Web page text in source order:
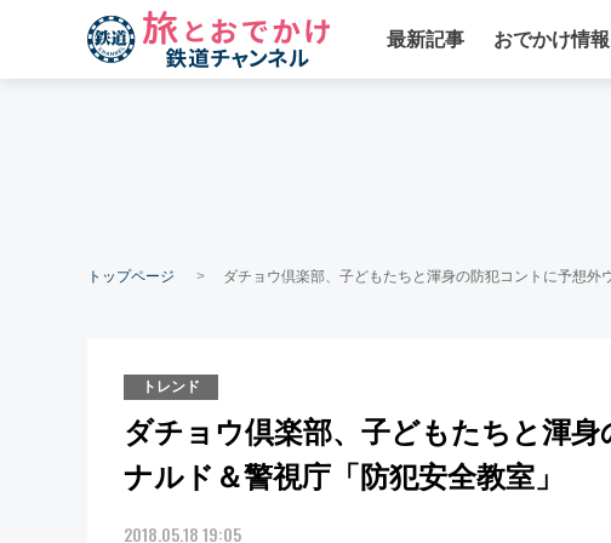
最新記事 おでかけ情報
トップページ ダチョウ倶楽部、子どもたちと渾身の防犯コントに予想外
トレンド
ダチョウ倶楽部、子どもたちと渾
ナルド＆警視庁「防犯安全教室」
2018.05.18 19:05